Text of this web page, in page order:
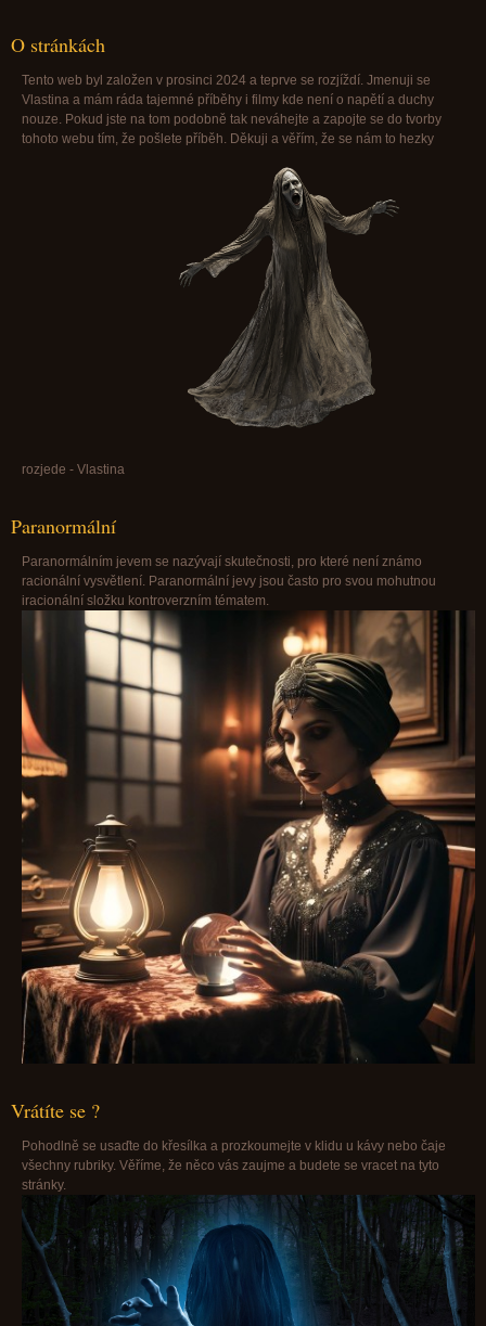
O stránkách
Tento web byl založen v prosinci 2024 a teprve se rozjíždí. Jmenuji se
Vlastina a mám ráda tajemné příběhy i filmy kde není o napětí a duchy
nouze. Pokud jste na tom podobně tak neváhejte a zapojte se do tvorby
tohoto webu tím, že pošlete příběh. Děkuji a věřím, že se nám to hezky
rozjede - Vlastina
Paranormální
Paranormálním jevem se nazývají skutečnosti, pro které není známo
racionální vysvětlení. Paranormální jevy jsou často pro svou mohutnou
iracionální složku kontroverzním tématem.
Vrátíte se ?
Pohodlně se usaďte do křesílka a prozkoumejte v klidu u kávy nebo čaje
všechny rubriky. Věříme, že něco vás zaujme a budete se vracet na tyto
stránky.